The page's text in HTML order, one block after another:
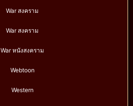
War สงคราม
War สงคราม
War หนังสงคราม
Webtoon
Western